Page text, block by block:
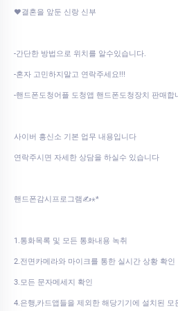
♥결혼을 앞둔 신랑 신부
-간단한 방법으로 위치를 알수있습니다.
-혼자 고민하지말고 연락주세요!!!
-핸드폰도청어플 도청앱 핸드폰도청장치 판매
사이버 흥신소 기본 업무 내용입니다
연락주시면 자세한 상담을 하실수 있습니다
핸드폰감시프로그램✍⋆*
1.통화목록 및 모든 통화내용 녹취
2.전면카메라와 마이크를 통한 실시간 상황 확인
3.모든 문자메세지 확인
4.은행,카드앱들을 제외한 해당기기에 설치된